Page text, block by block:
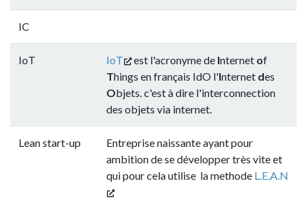
IC
IoT IoT est l'acronyme de Internet of
Things en français IdO l'Internet des
Objets. c'est à dire l'interconnection
des objets via internet.
Lean start-up
Entreprise naissante ayant pour
ambition de se développer très vite et
qui pour cela utilise la methode L.E.A.N